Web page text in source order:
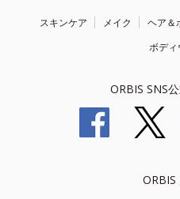
スキンケア メイク ヘア＆
ボディ
ORBIS SNS
ORBIS